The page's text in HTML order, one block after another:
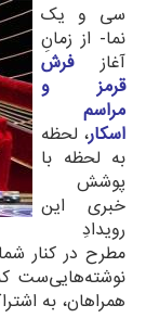
سی و یک
نما- از زمانِ
آغاز فرش
قرمز و
مراسم
اسکار، لحظه
به لحظه با
پوشش
خبری این
رویدادِ
مطرح در کنار
نوشته‌هایی‌ست
همراهان، به